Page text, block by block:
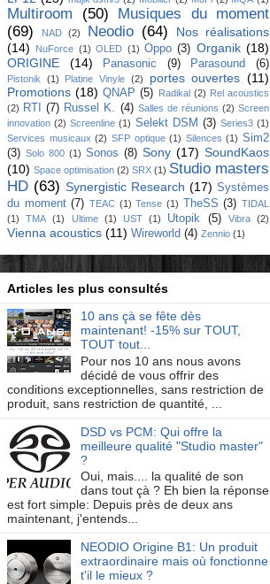
Multiroom (50)
Musiques du moment
(69)
NAD (2) Neodio (64)
Nos réalisations
(14)
NuForce (1) OLED (1) Oppo (3) Organik (18)
ORIGINE
(14) Panasonic (9) Parasound (6)
Pistonik (1) Platine Vinyle (2) portes ouvertes (11)
Promotions (18) QNAP (5) Radikal (2) Rel acoustics
(2) RTI (7) Russel K. (4) Salles de réunions (2) Screen
innovation (2) Screenline (1) Selekt DSM (3) Series3 (1)
Services musicaux (2) SFP optique (1) Silences (1) Sim2
(3) Solo 800 (1) Sonos (8) Sony (17) SoundKaos
(10) Space optimisation (2) SRX (1) Studio masters
HD (63) Synergistic Research (17) Systèmes
du moment (7) TEAC (1) Tense (1) TheSS (3) TIDAL
(1)
TMA (1) Ultime (1) UST (1) Utopik (5) Vibra (2)
Vienna acoustics (11) Wireworld (4) Zennio (1)
Articles les plus consultés
10 ans çà se fête dès
maintenant! -15% sur TOUT,
TOUT tout...
Pour nos 10 ans nous avons
décidé de vous offrir des
conditions exceptionnelles, sans restriction de
produit, sans restriction de quantité, ...
DSD vs PCM: Qui offre la
meilleure qualité "Studio master"
?
Oui, mais.... la qualité de son
dans tout çà ? Eh bien la réponse
est fort simple: Depuis près de deux ans
maintenant, j'entends...
NEODIO Origine B1: Un produit
extraordinaire mais où fonctionne
t'il le mieux ?